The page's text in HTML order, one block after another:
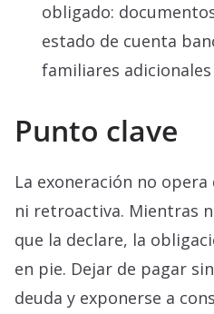
obligado:
estado de cuenta
familiares adicionales
Punto clave
La exoneración no
ni retroactiva. Mientras
que la declare, la
en pie. Dejar de pagar
deuda y exponerse a